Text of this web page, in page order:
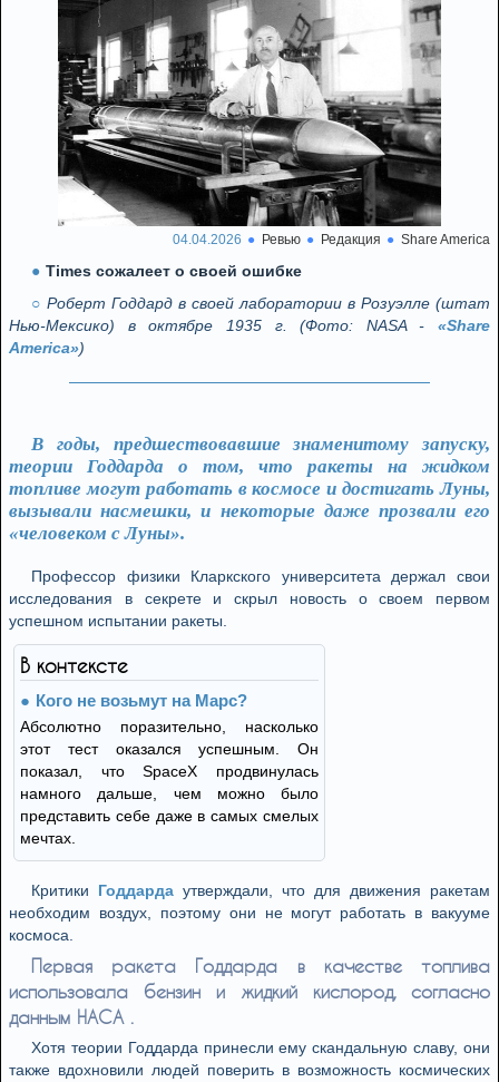
04.04.2026 Ревью Редакция Share America
Times сожалеет о своей ошибке
Роберт Годдард в своей лаборатории в Розуэлле (штат
Нью-Мексико) в октябре 1935 г. (Фото: NASA - «Share
America»)
В годы, предшествовавшие знаменитому запуску,
теории Годдарда о том, что ракеты на жидком
топливе могут работать в космосе и достигать Луны,
вызывали насмешки, и некоторые даже прозвали его
«человеком c Луны».
Профессор физики Кларкского университета держал свои
исследования в секрете и скрыл новость о своем первом
успешном испытании ракеты.
В контексте
Кого не возьмут на Марс?
Абсолютно поразительно, насколько
этот тест оказался успешным. Он
показал, что SpaceX продвинулась
намного дальше, чем можно было
представить себе даже в самых смелых
мечтах.
Критики Годдарда утверждали, что для движения ракетам
необходим воздух, поэтому они не могут работать в вакууме
космоса.
Первая ракета Годдарда в качестве топлива
использовала бензин и жидкий кислород, согласно
данным НАСА .
Хотя теории Годдарда принесли ему скандальную славу, они
также вдохновили людей поверить в возможность космических